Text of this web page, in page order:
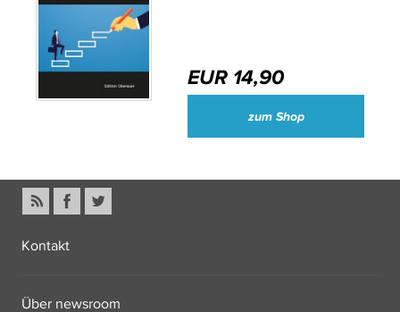
EUR 14,90
zum Shop
Kontakt
Über newsroom